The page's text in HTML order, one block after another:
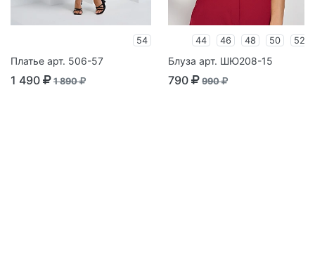
54
Платье арт. 506-57
1 490 1 890
44 46 48 50 52
Блуза арт. ШЮ208-15
790 990